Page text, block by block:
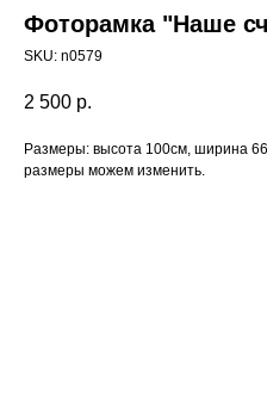
Фоторамка "Наше
SKU: n0579
2 500 р.
Размеры: высота 100см, ширина
размеры можем изменить.